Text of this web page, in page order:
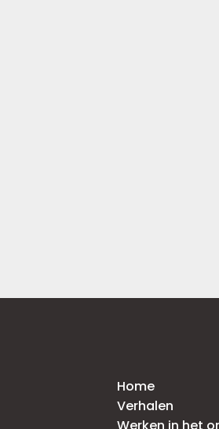
Home
Verhalen
Werken in het